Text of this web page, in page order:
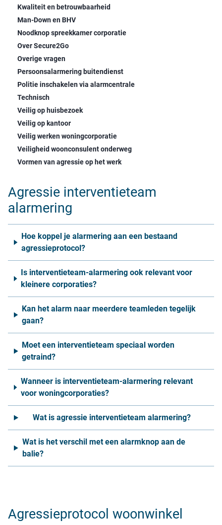
Kwaliteit en betrouwbaarheid
Man-Down en BHV
Noodknop spreekkamer corporatie
Over Secure2Go
Overige vragen
Persoonsalarmering buitendienst
Politie inschakelen via alarmcentrale
Technisch
Veilig op huisbezoek
Veilig op kantoor
Veilig werken woningcorporatie
Veiligheid woonconsulent onderweg
Vormen van agressie op het werk
Agressie interventieteam
alarmering
Hoe koppel je alarmering aan een bestaand
agressieprotocol?
Is interventieteam-alarmering ook relevant voor
kleinere corporaties?
Kan het alarm naar meerdere teamleden tegelijk
gaan?
Moet een interventieteam speciaal worden
getraind?
Wanneer is interventieteam-alarmering relevant
voor woningcorporaties?
Wat is agressie interventieteam alarmering?
Wat is het verschil met een alarmknop aan de
balie?
Agressieprotocol woonwinkel